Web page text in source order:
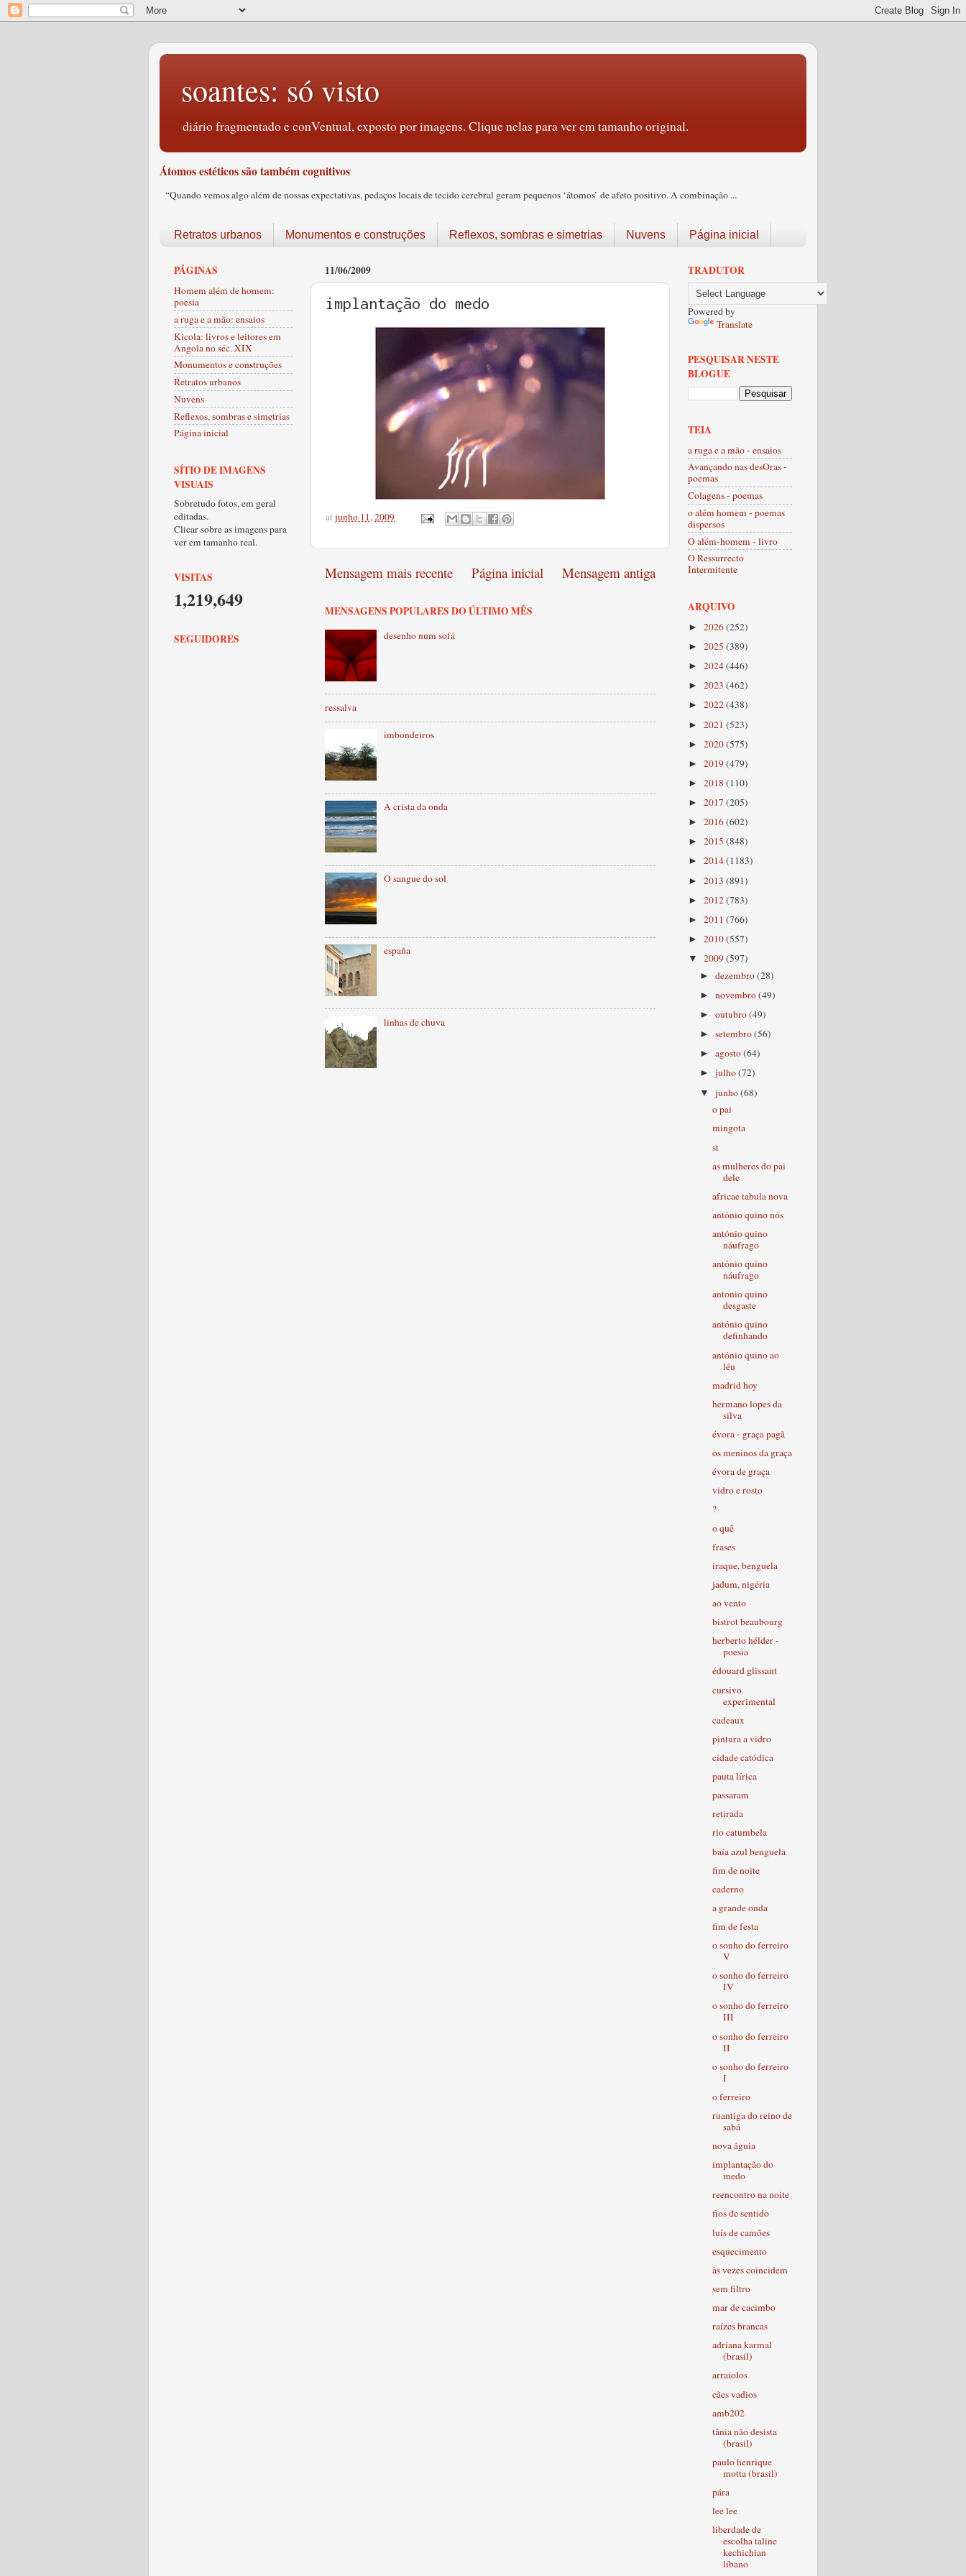
soantes: só visto
diário fragmentado e conVentual, exposto por imagens. Clique nelas para ver em tamanho original.
Átomos estéticos são também cognitivos
“Quando vemos algo além de nossas expectativas, pedaços locais de tecido cerebral geram pequenos ‘átomos’ de afeto positivo. A combinação ...
Retratos urbanos Monumentos e construções Reflexos, sombras e simetrias Nuvens Página inicial
11/06/2009
implantação do medo
atjunho 11, 2009
Mensagem mais recente Mensagem antiga
Página inicial
MENSAGENS POPULARES DO ÚLTIMO MÊS
desenho num sofá
ressalva
imbondeiros
A crista da onda
O sangue do sol
españa
linhas de chuva
PÁGINAS
Homem além de homem:
poesia
a ruga e a mão: ensaios
Kicola: livros e leitores em
Angola no séc. XIX
Monumentos e construções
Retratos urbanos
Nuvens
Reflexos, sombras e simetrias
Página inicial
SÍTIO DE IMAGENS
VISUAIS
Sobretudo fotos, em geral
editadas.
Clicar sobre as imagens para
ver em tamanho real.
VISITAS
1,219,649
SEGUIDORES
TRADUTOR
Powered by
Translate
PESQUISAR NESTE
BLOGUE
TEIA
a ruga e a mão - ensaios
Avançando nas desOras -
poemas
Colagens - poemas
o além homem - poemas
dispersos
O além-homem - livro
O Ressurrecto
Intermitente
ARQUIVO
► 2026(252)
► 2025 (389)
► 2024(446)
► 2023 (462)
► 2022(438)
► 2021 (523)
► 2020(575)
► 2019(479)
► 2018 (110)
► 2017 (205)
► 2016(602)
► 2015 (848)
► 2014(1183)
► 2013 (891)
► 2012(783)
► 2011 (766)
► 2010(557)
▼ 2009(597)
►dezembro(28)
►novembro(49)
►outubro(49)
►setembro(56)
►agosto(64)
►julho(72)
▼junho(68)
o pai
mingota
st
as mulheres do pai
dele
africae tabula nova
antónio quino nós
antónio quino
náufrago
antónio quino
náufrago
antonio quino
desgaste
antónio quino
definhando
antónio quino ao
léu
madrid hoy
hermano lopes da
silva
évora - graça pagã
os meninos da graça
évora de graça
vidro e rosto
?
o quê
frases
iraque, benguela
jadum, nigéria
ao vento
bistrot beaubourg
herberto hélder -
poesia
édouard glissant
cursivo
experimental
cadeaux
pintura a vidro
cidade catódica
pauta lírica
passaram
retirada
rio catumbela
baía azul benguela
fim de noite
caderno
a grande onda
fim de festa
o sonho do ferreiro
V
o sonho do ferreiro
IV
o sonho do ferreiro
III
o sonho do ferreiro
II
o sonho do ferreiro
I
o ferreiro
ruantiga do reino de
sabá
nova águia
implantação do
medo
reencontro na noite
fios de sentido
luís de camões
esquecimento
às vezes coincidem
sem filtro
mar de cacimbo
raízes brancas
adriana karmal
(brasil)
arraiolos
cães vadios
amb202
tânia não desista
(brasil)
paulo henrique
motta (brasil)
pára
lee lee
liberdade de
escolha taline
kechichian
líbano